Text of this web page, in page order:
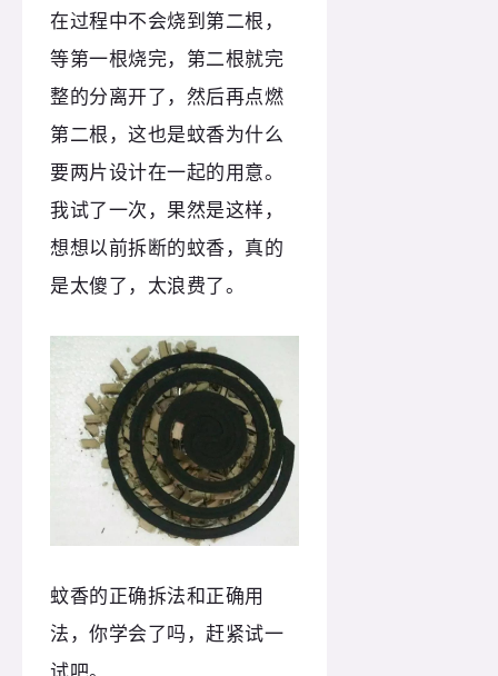
在过程中不会烧到第二根，
等第一根烧完，第二根就完
整的分离开了，然后再点燃
第二根，这也是蚊香为什么
要两片设计在一起的用意。
我试了一次，果然是这样，
想想以前拆断的蚊香，真的
是太傻了，太浪费了。
蚊香的正确拆法和正确用
法，你学会了吗，赶紧试一
试吧。